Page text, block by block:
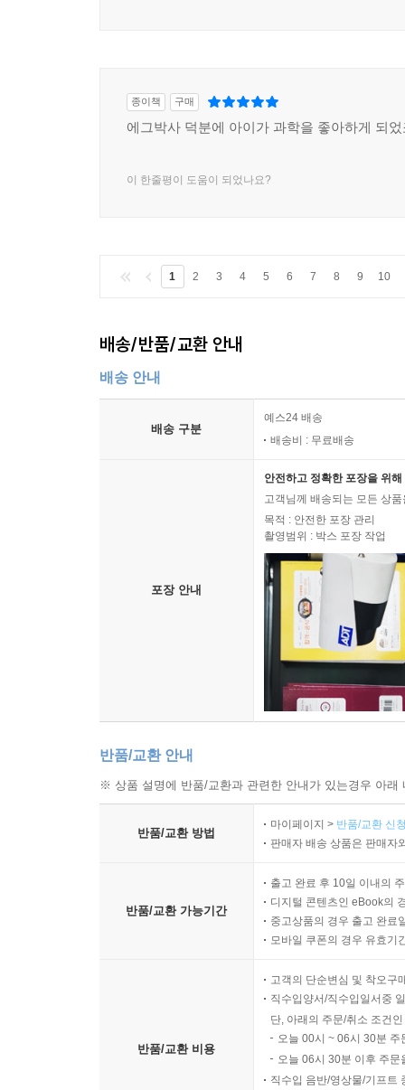
종이책 구매
에그박사 덕분에 아이가 과학을 좋아하게 되었
이 한줄평이 도움이 되었나요?
1 2 3 4 5 6 7 8 9 10
배송/반품/교환 안내
배송 안내
배송 구분
예스24 배송
배송비 : 무료배송
포장 안내
안전하고 정확한 포장을 위
고객님께 배송되는 모든 상
목적 : 안전한 포장 관리
촬영범위 : 박스 포장 작업
반품/교환 안내
※ 상품 설명에 반품/교환과 관련한 안내가 있는경우 아
반품/교환 방법
마이페이지 > 반품/교환 신
판매자 배송 상품은 판매자
반품/교환 가능기간
출고 완료 후 10일 이내의
디지털 콘텐츠인 eBook의
중고상품의 경우 출고 완료
모바일 쿠폰의 경우 유효기
반품/교환 비용
고객의 단순변심 및 착오구
직수입양서/직수입일서중
단, 아래의 주문/취소 조건
오늘 00시 ~ 06시 30분
오늘 06시 30분 이후 주
직수입 음반/영상물/기프트